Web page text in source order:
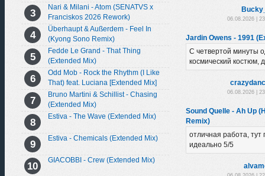
Nari & Milani - Atom (SENATVS x
Franciskos 2026 Rework)
Überhaupt & Außerdem - Feel In
(Kyong Sono Remix)
Fedde Le Grand - That Thing
(Extended Mix)
Odd Mob - Rock the Rhythm (I Like
That) feat. Luciana [Extended Mix]
Bruno Martini & Schillist - Chasing
(Extended Mix)
Estiva - The Wave (Extended Mix)
Estiva - Chemicals (Extended Mix)
GIACOBBI - Crew (Extended Mix)
06.08.2026 |
Jardin Owens - 1991
С четвертой минуты
космический костюм,
06.08.2026 |
Sound Quelle - Ah Up
Remix)
отличная работа, тут
идеально 5/5